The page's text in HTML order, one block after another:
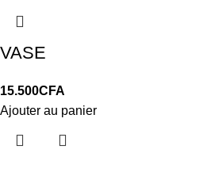
VASE
15.500CFA
Ajouter au panier